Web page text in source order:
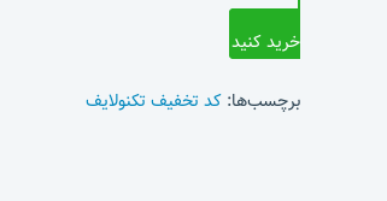
خرید کنید
برچسب‌ها: کد تخفیف تکنولایف